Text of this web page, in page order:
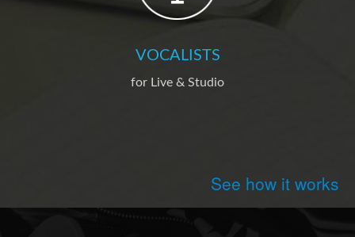
VOCALISTS
for Live & Studio
See how it works